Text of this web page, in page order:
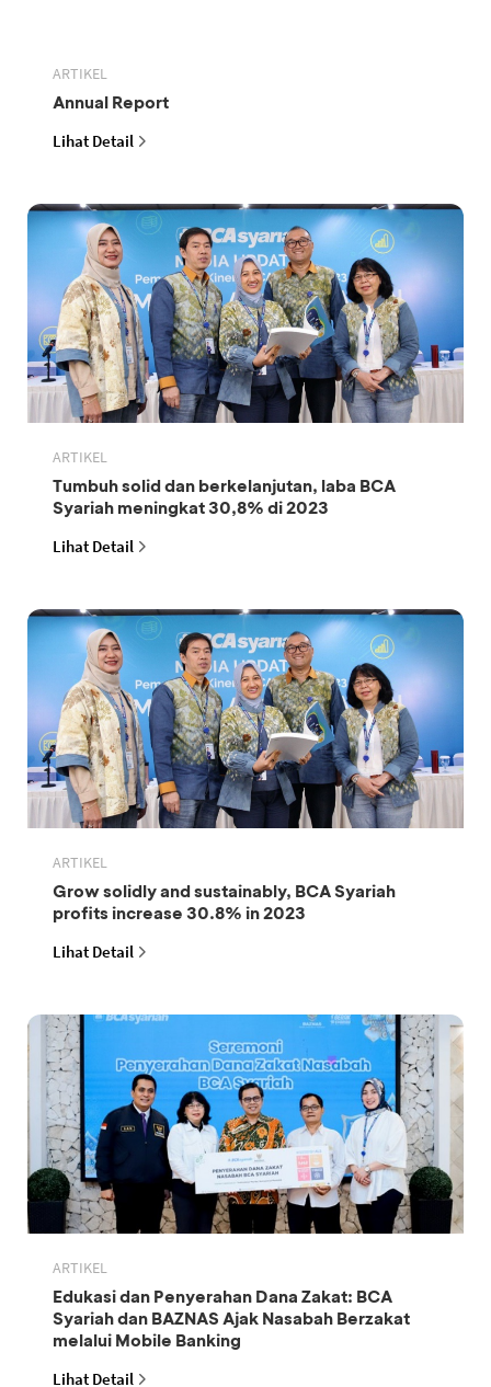
ARTIKEL
Annual Report
Lihat Detail
ARTIKEL
Tumbuh solid dan berkelanjutan, laba BCA
Syariah meningkat 30,8% di 2023
Lihat Detail
ARTIKEL
Grow solidly and sustainably, BCA Syariah
profits increase 30.8% in 2023
Lihat Detail
ARTIKEL
Edukasi dan Penyerahan Dana Zakat: BCA
Syariah dan BAZNAS Ajak Nasabah Berzakat
melalui Mobile Banking
Lihat Detail